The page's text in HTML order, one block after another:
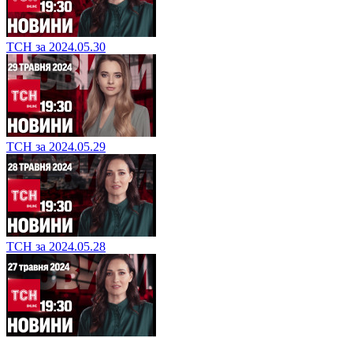
ТСН за 2024.05.30
ТСН за 2024.05.29
ТСН за 2024.05.28